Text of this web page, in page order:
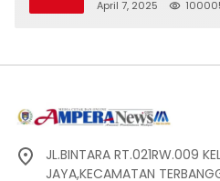
April 7, 2025
JL.BINTARA RT.021RW.009
JAYA,KECAMATAN